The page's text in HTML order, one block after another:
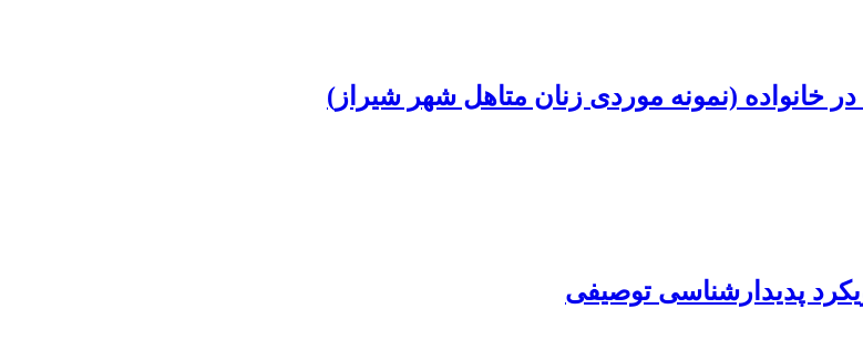
خانواده (نمونه موردی زنان متاهل شهر شیراز)
پدیدارشناسی توصیفی